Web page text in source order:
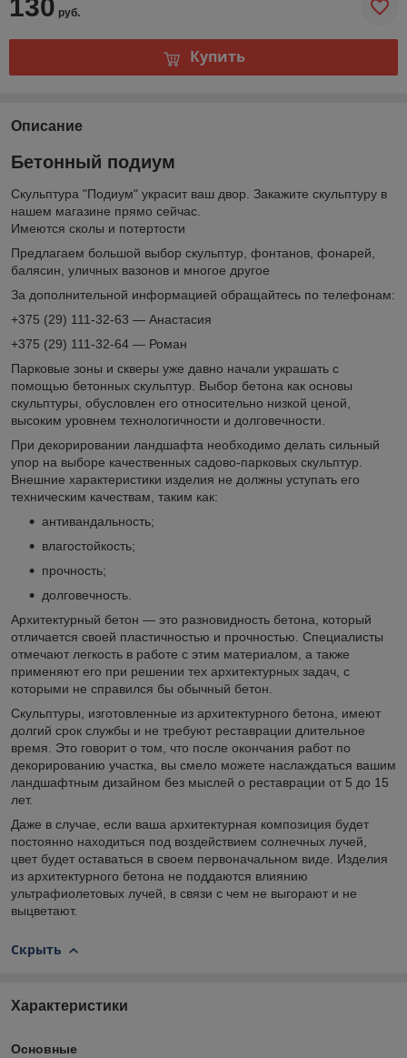
130 руб.
Купить
Описание
Бетонный подиум
Скульптура "Подиум" украсит ваш двор. Закажите скульптуру в
нашем магазине прямо сейчас.
Имеются сколы и потертости
Предлагаем большой выбор скульптур, фонтанов, фонарей,
балясин, уличных вазонов и многое другое
За дополнительной информацией обращайтесь по телефонам:
+375 (29) 111-32-63 — Анастасия
+375 (29) 111-32-64 — Роман
Парковые зоны и скверы уже давно начали украшать с
помощью бетонных скульптур. Выбор бетона как основы
скульптуры, обусловлен его относительно низкой ценой,
высоким уровнем технологичности и долговечности.
При декорировании ландшафта необходимо делать сильный
упор на выборе качественных садово-парковых скульптур.
Внешние характеристики изделия не должны уступать его
техническим качествам, таким как:
антивандальность;
влагостойкость;
прочность;
долговечность.
Архитектурный бетон — это разновидность бетона, который
отличается своей пластичностью и прочностью. Специалисты
отмечают легкость в работе с этим материалом, а также
применяют его при решении тех архитектурных задач, с
которыми не справился бы обычный бетон.
Скульптуры, изготовленные из архитектурного бетона, имеют
долгий срок службы и не требуют реставрации длительное
время. Это говорит о том, что после окончания работ по
декорированию участка, вы смело можете наслаждаться вашим
ландшафтным дизайном без мыслей о реставрации от 5 до 15
лет.
Даже в случае, если ваша архитектурная композиция будет
постоянно находиться под воздействием солнечных лучей,
цвет будет оставаться в своем первоначальном виде. Изделия
из архитектурного бетона не поддаются влиянию
ультрафиолетовых лучей, в связи с чем не выгорают и не
выцветают.
Скрыть
Характеристики
Основные